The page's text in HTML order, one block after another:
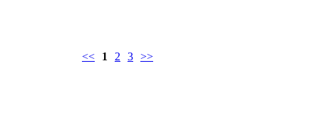
<<
1 2 3 >>